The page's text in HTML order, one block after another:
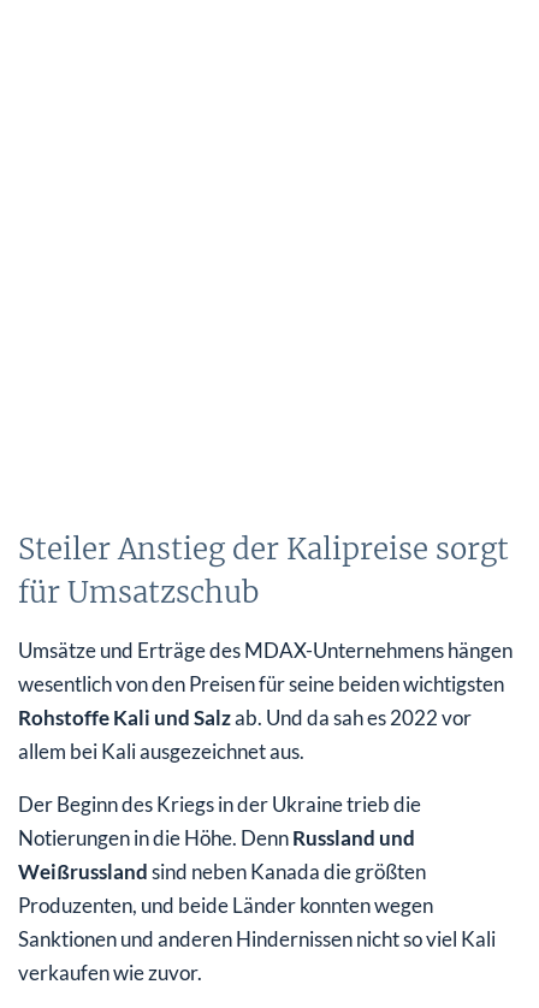
Steiler Anstieg der Kalipreise sorgt
für Umsatzschub
Umsätze und Erträge des MDAX-Unternehmens hängen
wesentlich von den Preisen für seine beiden wichtigsten
Rohstoffe Kali und Salzab. Und da sah es 2022 vor
allem bei Kali ausgezeichnet aus.
Der Beginn des Kriegs in der Ukraine trieb die
Notierungen in die Höhe. DennRussland und
Weißrusslandsind neben Kanada die größten
Produzenten, und beide Länder konnten wegen
Sanktionen und anderen Hindernissen nicht so viel Kali
verkaufen wie zuvor.